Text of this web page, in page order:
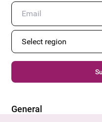
General